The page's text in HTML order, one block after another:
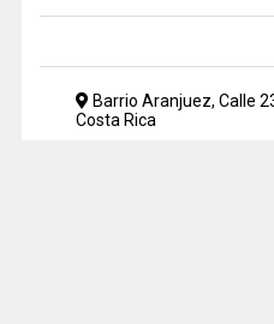
Barrio Aranjuez, Calle
Costa Rica